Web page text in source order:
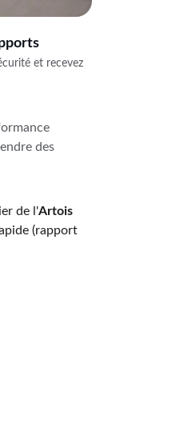
et recevez
des
de l'Artois
(rapport